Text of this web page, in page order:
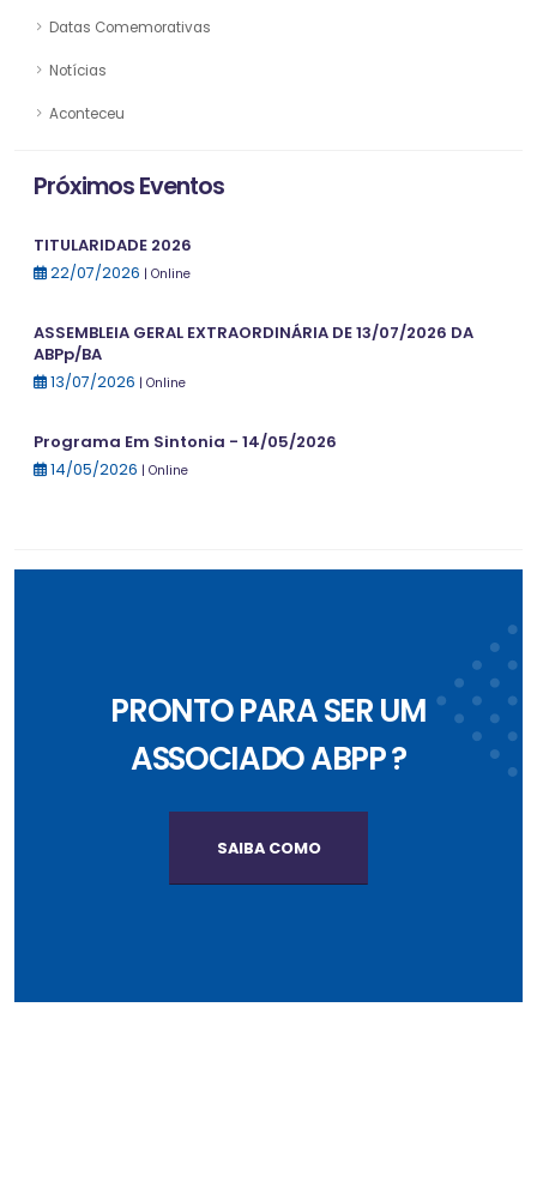
Datas Comemorativas
Notícias
Aconteceu
Próximos Eventos
TITULARIDADE 2026
22/07/2026 | Online
ASSEMBLEIA GERAL EXTRAORDINÁRIA DE 13/07/2026 DA
ABPp/BA
13/07/2026 | Online
Programa Em Sintonia - 14/05/2026
14/05/2026 | Online
PRONTO PARA SER UM
ASSOCIADO ABPP ?
SAIBA COMO